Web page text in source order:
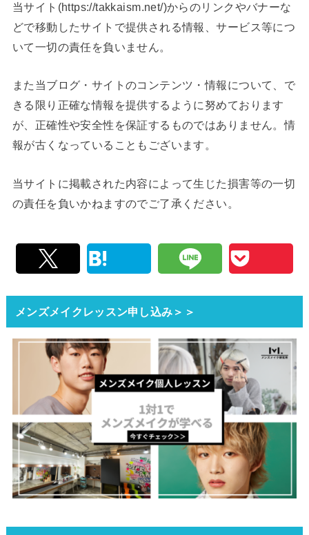
当サイト(https://takkaism.net/)からのリンクやバナーな
どで移動したサイトで提供される情報、サービス等につ
いて一切の責任を負いません。
また当ブログ・サイトのコンテンツ・情報について、で
きる限り正確な情報を提供するように努めております
が、正確性や安全性を保証するものではありません。情
報が古くなっていることもございます。
当サイトに掲載された内容によって生じた損害等の一切
の責任を負いかねますのでご了承ください。
メンズメイクレッスン申し込み＞＞